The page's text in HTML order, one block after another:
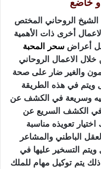
خاضع
الشيخ الروحاني المختص
أخرى ذات الأهمية
أعراض سحر المحبة
الاعمال الروحاني
والغير ضار على صحة
في هذه الطريقة
وسريعة في الكشف عن
الكشف السريع عن
تعويذه مناسبة
الباطني والمشاعر
التسخير عليها في
يتم توكيل مهام للملك